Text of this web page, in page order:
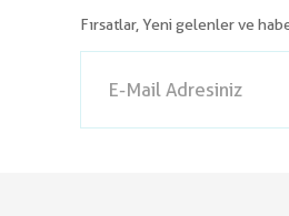
Fırsatlar, Yeni gelenler ve